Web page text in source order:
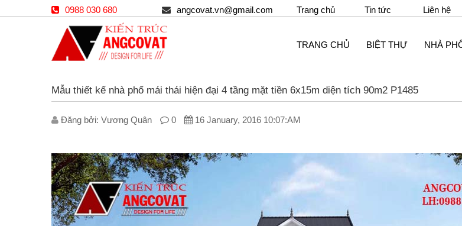
0988 030 680 angcovat.vn@gmail.com Trang chủ Tin tức Liên hệ
TRANG CHỦ BIỆT THỰ NHÀ
Mẫu thiết kế nhà phố mái thái hiện đại 4 tầng mặt tiền 6x15m diện tích 90m2 P1485
Đăng bởi: V­ương Quân 0 16 January, 2016 10:07:AM